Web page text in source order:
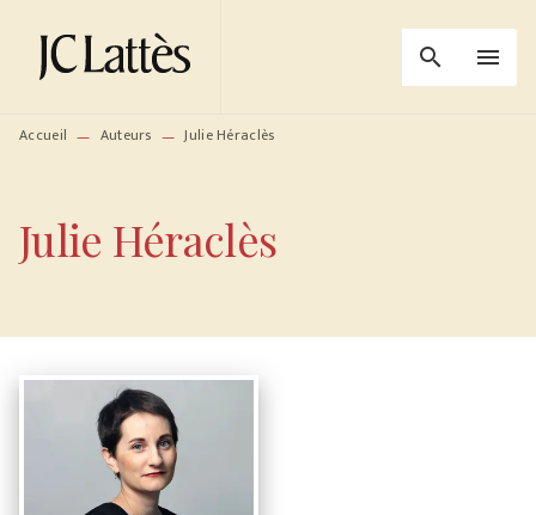
MENU RECHERCHE
PIED DE PAGE
search menu
Accueil — Auteurs — Julie Héraclès
Julie Héraclès